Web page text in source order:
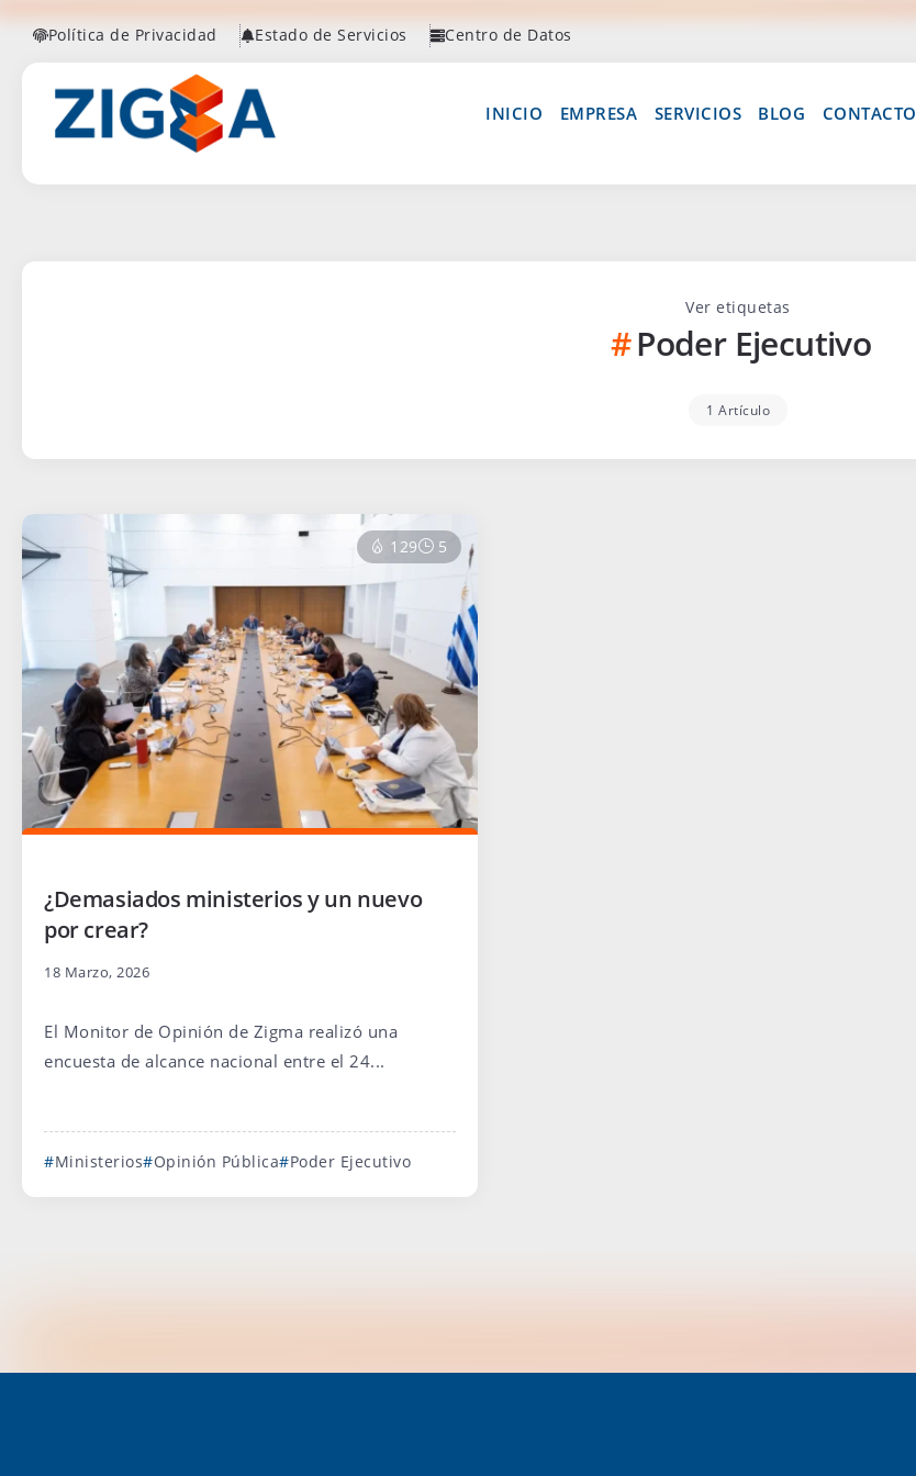
Política de Privacidad Estado de Servicios Centro de Datos
INICIO EMPRESA SERVICIOS BLOG CONTACTO
Ver etiquetas
Poder Ejecutivo
1 Artículo
129 5
¿Demasiados ministerios y un nuevo
por crear?
18 Marzo, 2026
El Monitor de Opinión de Zigma realizó una
encuesta de alcance nacional entre el 24...
Ministerios Opinión Pública Poder Ejecutivo